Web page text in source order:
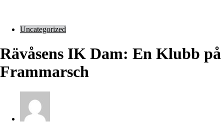
Uncategorized
Rävåsens IK Dam: En Klubb på
Frammarsch